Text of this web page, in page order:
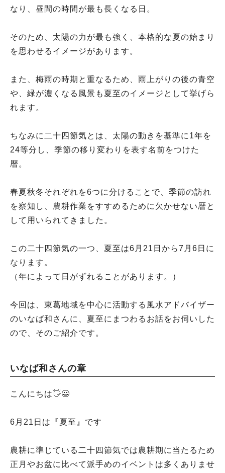
なり、昼間の時間が最も長くなる日。
そのため、太陽の力が最も強く、本格的な夏の始まり
を思わせるイメージがあります。
また、梅雨の時期と重なるため、雨上がりの後の青空
や、緑が濃くなる風景も夏至のイメージとして挙げら
れます。
ちなみに二十四節気とは、太陽の動きを基準に1年を
24等分し、季節の移り変わりを表す名前をつけた
暦。
春夏秋冬それぞれを6つに分けることで、季節の訪れ
を察知し、農耕作業をすすめるために欠かせない暦と
して用いられてきました。
この二十四節気の一つ、夏至は6月21日から7月6日に
なります。
（年によって日がずれることがあります。）
今回は、東葛地域を中心に活動する風水アドバイザー
のいなば和さんに、夏至にまつわるお話をお伺いした
ので、そのご紹介です。
いなば和さんの章
こんにちは👋😃
6月21日は『夏至』です
農耕に準じている二十四節気では農耕期に当たるため
正月やお盆に比べて派手めのイベントは多くありませ